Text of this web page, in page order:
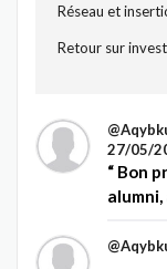
Réseau et
Retour sur
27/05/
Bon